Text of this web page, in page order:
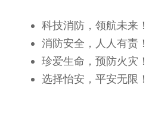
科技消防，领航未来！
消防安全，人人有责！
珍爱生命，预防火灾！
选择怡安，平安无限！